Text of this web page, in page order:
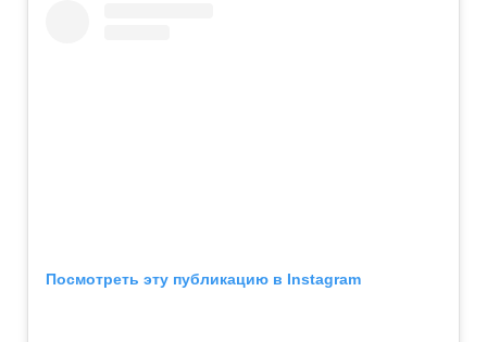
Посмотреть эту публикацию в Instagram